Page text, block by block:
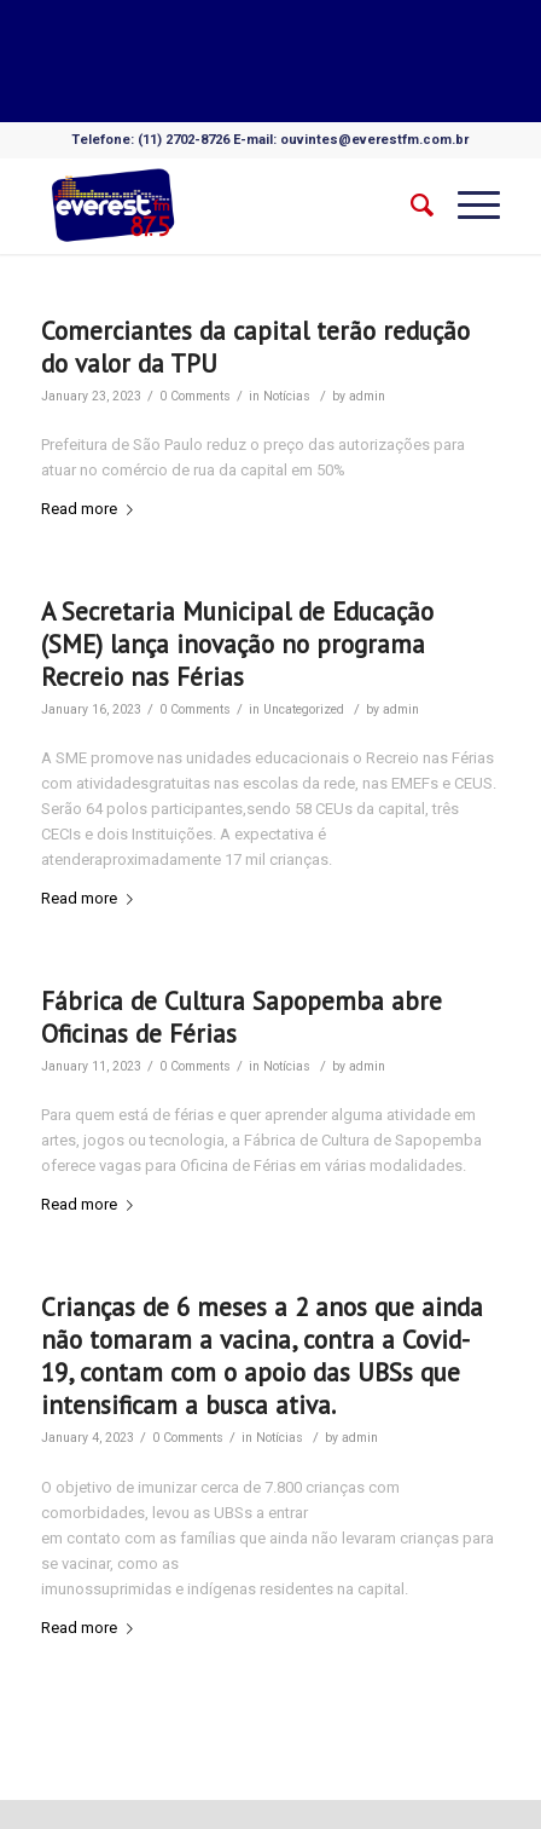
Telefone: (11) 2702-8726 E-mail: ouvintes@everestfm.com.br
Comerciantes da capital terão redução
do valor da TPU
January 23, 2023 / 0 Comments / in Notícias / by admin
Prefeitura de São Paulo reduz o preço das autorizações para
atuar no comércio de rua da capital em 50%
Read more
A Secretaria Municipal de Educação
(SME) lança inovação no programa
Recreio nas Férias
January 16, 2023 / 0 Comments / in Uncategorized / by admin
A SME promove nas unidades educacionais o Recreio nas Férias
com atividadesgratuitas nas escolas da rede, nas EMEFs e CEUS.
Serão 64 polos participantes,sendo 58 CEUs da capital, três
CECIs e dois Instituições. A expectativa é
atenderaproximadamente 17 mil crianças.
Read more
Fábrica de Cultura Sapopemba abre
Oficinas de Férias
January 11, 2023 / 0 Comments / in Notícias / by admin
Para quem está de férias e quer aprender alguma atividade em
artes, jogos ou tecnologia, a Fábrica de Cultura de Sapopemba
oferece vagas para Oficina de Férias em várias modalidades.
Read more
Crianças de 6 meses a 2 anos que ainda
não tomaram a vacina, contra a Covid-
19, contam com o apoio das UBSs que
intensificam a busca ativa.
January 4, 2023 / 0 Comments / in Notícias / by admin
O objetivo de imunizar cerca de 7.800 crianças com
comorbidades, levou as UBSs a entrar
em contato com as famílias que ainda não levaram crianças para
se vacinar, como as
imunossuprimidas e indígenas residentes na capital.
Read more